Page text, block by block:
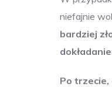
niefajnie
bardziej
Po trzecie,